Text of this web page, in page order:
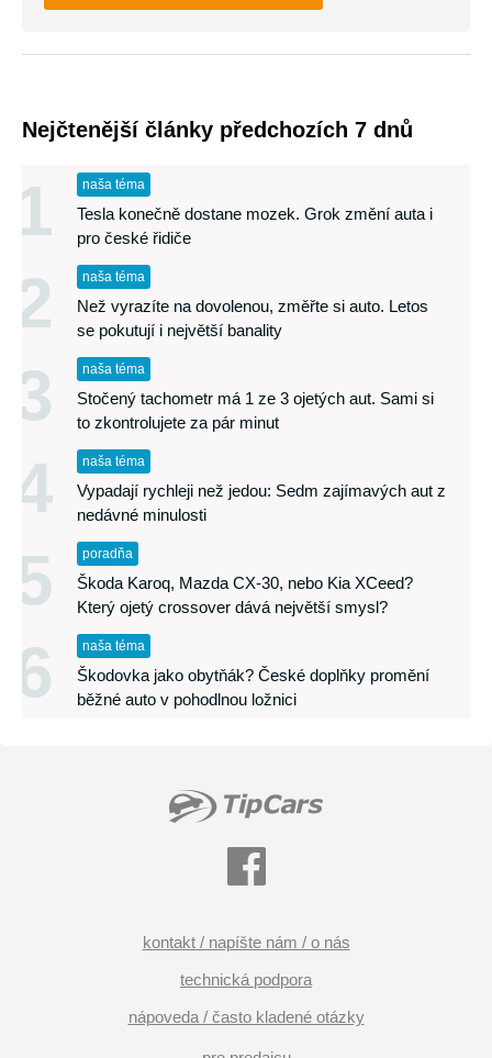
Nejčtenější články předchozích 7 dnů
1 naša téma
Tesla konečně dostane mozek. Grok změní auta i
pro české řidiče
2 naša téma
Než vyrazíte na dovolenou, změřte si auto. Letos
se pokutují i největší banality
3 naša téma
Stočený tachometr má 1 ze 3 ojetých aut. Sami si
to zkontrolujete za pár minut
4 naša téma
Vypadají rychleji než jedou: Sedm zajímavých aut z
nedávné minulosti
5 poradňa
Škoda Karoq, Mazda CX-30, nebo Kia XCeed?
Který ojetý crossover dává největší smysl?
6 naša téma
Škodovka jako obytňák? České doplňky promění
běžné auto v pohodlnou ložnici
kontakt / napíšte nám / o nás
technická podpora
nápoveda / často kladené otázky